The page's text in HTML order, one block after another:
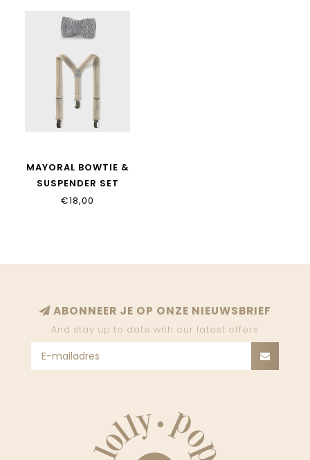
MAYORAL BOWTIE &
SUSPENDER SET
€18,00
ABONNEER JE OP ONZE NIEUWSBRIEF
And stay up to date with our latest offers